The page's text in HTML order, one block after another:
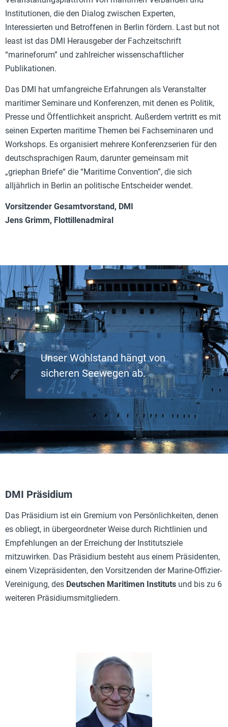
Institutionen, die den Dialog zwischen Experten,
Interessierten und Betroffenen in Berlin fördern. Last but not
least ist das DMI Herausgeber der Fachzeitschrift
“marineforum” und zahlreicher wissenschaftlicher
Publikationen.
Das DMI hat umfangreiche Erfahrungen als Veranstalter
maritimer Seminare und Konferenzen, mit denen es Politik,
Presse und Öffentlichkeit anspricht. Außerdem vertritt es mit
seinen Experten maritime Themen bei Fachseminaren und
Workshops. Es organisiert mehrere Konferenzserien für den
deutschsprachigen Raum, darunter gemeinsam mit
„griephan Briefe“ die “Maritime Convention”, die sich
alljährlich in Berlin an politische Entscheider wendet.
Vorsitzender Gesamtvorstand, DMI
Jens Grimm, Flottillenadmiral
Unser Wohlstand hängt von
sicheren Seewegen ab.
DMI Präsidium
Das Präsidium ist ein Gremium von Persönlichkeiten, denen
es obliegt, in übergeordneter Weise durch Richtlinien und
Empfehlungen an der Erreichung der Institutsziele
mitzuwirken. Das Präsidium besteht aus einem Präsidenten,
einem Vizepräsidenten, den Vorsitzenden der Marine-Offizier-
Vereinigung, des Deutschen Maritimen Instituts und bis zu 6
weiteren Präsidiumsmitgliedern.